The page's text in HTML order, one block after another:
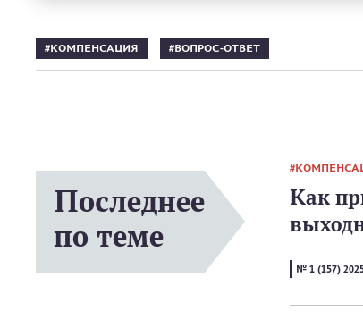
КОМПЕНСАЦИЯ ВОПРОС-ОТВЕТ
Последнее
по теме
Как
№ 1 (157)